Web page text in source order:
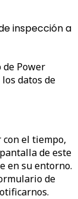
inspección a
de Power
datos de
con el tiempo,
de este
en su entorno.
de